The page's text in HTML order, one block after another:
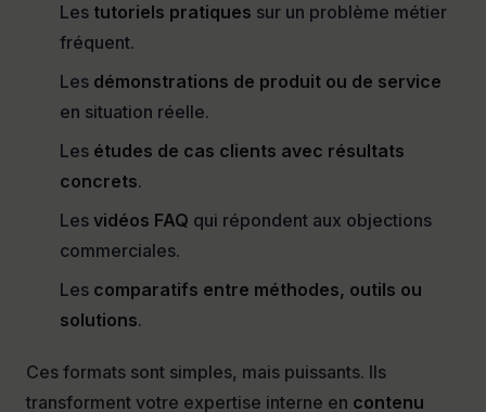
Les tutoriels pratiques sur un problème métier
fréquent.
Les démonstrations de produit ou de service
en situation réelle.
Les études de cas clients avec résultats
concrets.
Les vidéos FAQ qui répondent aux objections
commerciales.
Les comparatifs entre méthodes, outils ou
solutions.
Ces formats sont simples, mais puissants. Ils
transforment votre expertise interne en contenu